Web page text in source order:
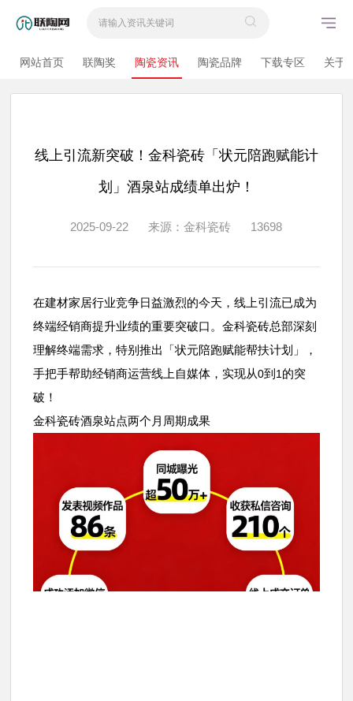
网站首页 联陶奖 陶瓷资讯 陶瓷品牌 下载专区 关于
线上引流新突破！金科瓷砖「状元陪跑赋能计
划」酒泉站成绩单出炉！
2025-09-22 来源：金科瓷砖 13698
在建材家居行业竞争日益激烈的今天，线上引流已成为
终端经销商提升业绩的重要突破口。金科瓷砖总部深刻
理解终端需求，特别推出「状元陪跑赋能帮扶计划」，
手把手帮助经销商运营线上自媒体，实现从0到 1 的突
破！
金科瓷砖酒泉站点两个月周期成果